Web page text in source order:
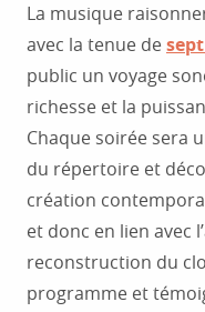
La musique
avec la tenue de
public un voyage
richesse et la
Chaque soirée sera
du répertoire et
création
et donc en lien avec
reconstruction du
programme et